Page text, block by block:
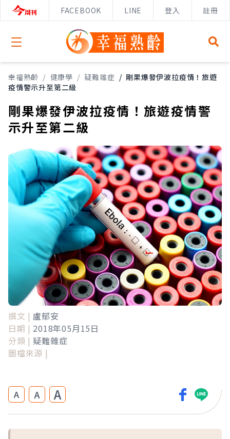
FACEBOOK LINE 登入 註冊
Open menu
幸福熟齡 / 健康學 / 疑難雜症 / 剛果爆發伊波拉疫情！旅遊
疫情警示升至第二級
剛果爆發伊波拉疫情！旅遊疫情警
示升至第二級
撰文 | 盧郁安
日期 | 2018年05月15日
分類 | 疑難雜症
圖檔來源 |
A A A